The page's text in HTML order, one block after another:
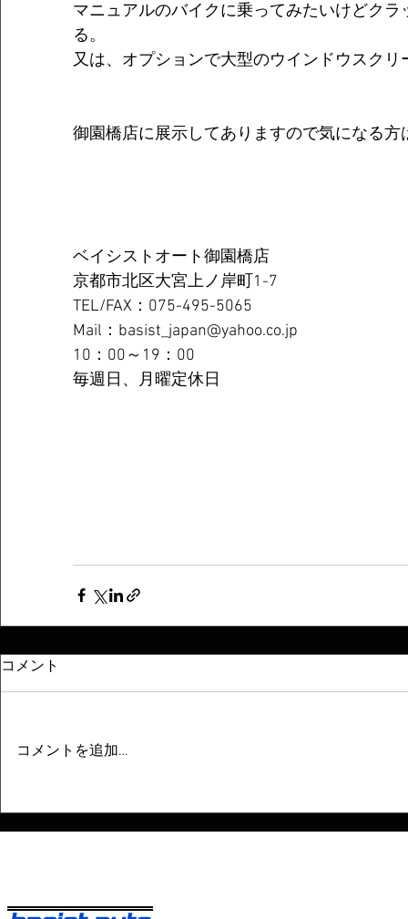
マニュアルのバイクに乗ってみたいけどク
る。
又は、オプションで大型のウインドウスク
御園橋店に展示してありますので気になる
ベイシストオート御園橋店
京都市北区大宮上ノ岸町1-7
TEL/FAX：075-495-5065
Mail：basist_japan@yahoo.co.jp
10：00～19：00
毎週日、月曜定休日
コメント
コメントを追加…